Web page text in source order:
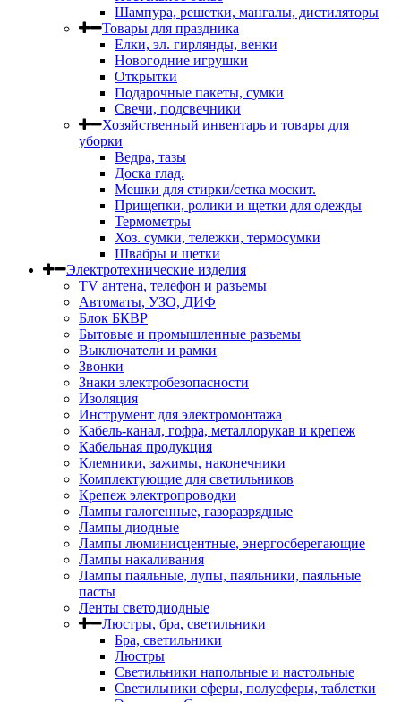
Шампура, решетки, мангалы, дистиляторы
Товары для праздника
Елки, эл. гирлянды, венки
Новогодние игрушки
Открытки
Подарочные пакеты, сумки
Свечи, подсвечники
Хозяйственный инвентарь и товары для
уборки
Ведра, тазы
Доска глад.
Мешки для стирки/сетка москит.
Прищепки, ролики и щетки для одежды
Термометры
Хоз. сумки, тележки, термосумки
Швабры и щетки
Электротехнические изделия
TV aнтена, телефон и разъемы
Автоматы, УЗО, ДИФ
Блок БКВР
Бытовые и промышленные разъемы
Выключатели и рамки
Звонки
Знаки электробезопасности
Изоляция
Инструмент для электромонтажа
Кабель-канал, гофра, металлорукав и крепеж
Кабельная продукция
Клемники, зажимы, наконечники
Комплектующие для светильников
Крепеж электропроводки
Лампы галогенные, газоразрядные
Лампы диодные
Лампы люминисцентные, энергосберегающие
Лампы накаливания
Лампы паяльные, лупы, паяльники, паяльные
пасты
Ленты светодиодные
Люстры, бра, светильники
Бра, светильники
Люстры
Светильники напольные и настольные
Светильники сферы, полусферы, таблетки